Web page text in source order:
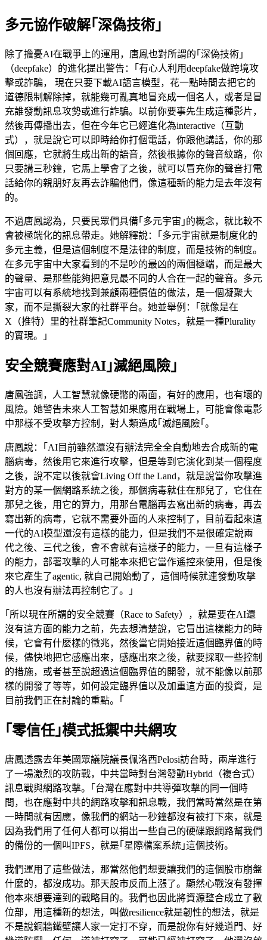
多元協作破解｢深偽技術｣
除了擔憂AI在戰爭上的運用，唐鳳也對所謂的｢深偽技術｣
（deepfake）的進化提出警告：｢有心人利用deepfake做跨境攻
擊或詐騙， 現在只要下載AI語言模型，花一點時間去把它的
道德限制解除掉，就能幾可亂真地冒充成一個名人，或者是冒
充誰發動訊息攻勢或進行詐騙。以前你要事先生成這種影片，
然後再傳播出去，但在今年它已經進化為interactive（互動
式），就是說它可以即時給你打個電話，你跟他講話，你的那
個回應，它就將生成出新的語音，然後根據你的聲音紋路，你
只要講三秒鐘，它馬上學會了之後，就可以冒充你的聲音打電
話給你的親朋好友再去詐騙他們，像這種新的能力是去年沒有
的。
不過唐鳳認為，只要民眾們具備｢多元宇宙｣的概念，就比較不
會被極端化的訊息帶走。她解釋說：｢多元宇宙就是制度化的
多元主義，但是這個制度不是法律的制度，而是技術的制度。
在多元宇宙中大家看到的不是吵的最凶的兩個極端，而是最大
的聲量、是那些能夠把意見最不同的人合在一起的聲音。多元
宇宙可以有系統地找到兼顧兩種價值的做法，是一個凝聚大
家，而不是撕裂大家的社群平台。她並舉例：｢就像是在
X（推特）里的社群筆記Community Notes，就是一種Plurality
的實現。｣
安全競賽應對AI｣滅絕風險｣
唐鳳強調，人工智慧就像硬幣的兩面，有好的應用，也有壞的
風險。她警告未來人工智慧如果應用在戰場上，可能會像電影
中那樣不受攻擊方控制，對人類造成｢滅絕風險｢。
唐鳳說：｢AI目前雖然還沒有辦法完全全自動地去合成新的電
腦病毒，然後用它來進行攻擊，但是等到它演化到某一個程度
之後，說不定以後就會Living Off the Land，就是說當你攻擊進
對方的某一個網路系統之後，那個病毒就住在那兒了，它住在
那兒之後，用它的算力，用那台電腦再去寫出新的病毒，再去
寫出新的病毒，它就不需要外面的人來控制了，目前看起來這
一代的AI模型還沒有這樣的能力，但是我們不是很確定說兩
代之後、三代之後，會不會就有這樣子的能力，一旦有這樣子
的能力，部署攻擊的人可能本來把它當作遙控來使用，但是後
來它產生了agentic, 就自己開始動了，這個時候就連發動攻擊
的人也沒有辦法再控制它了。｣
｢所以現在所謂的安全競賽（Race to Safety），就是要在AI還
沒有這方面的能力之前，先去想清楚說，它冒出這樣能力的時
候，它會有什麼樣的徵兆，然後當它開始接近這個臨界值的時
候，儘快地把它感應出來，感應出來之後，就要採取一些控制
的措施，或者甚至說超過這個臨界值的開發，就不能像以前那
樣的開發了等等，如何設定臨界值以及加重這方面的投資，是
目前我們正在討論的重點。｢
｢零信任｣模式抵禦中共網攻
唐鳳透露去年美國眾議院議長佩洛西Pelosi訪台時，兩岸進行
了一場激烈的攻防戰，中共當時對台灣發動Hybrid（複合式）
訊息戰與網路攻擊。｢台灣在應對中共導彈攻擊的同一個時
間，也在應對中共的網路攻擊和訊息戰，我們當時當然是在第
一時間就有因應，像我們的網站一秒鐘都沒有被打下來，就是
因為我們用了任何人都可以捐出一些自己的硬碟跟網路幫我們
的備份的一個叫IPFS，就是｢星際檔案系統｣這個技術。
我們運用了這些做法，那當然他們想要讓我們的這個股市崩盤
什麼的，都沒成功。那天股市反而上漲了。顯然心戰沒有發揮
他本來想要達到的戰略目的。我們也因此將資源整合成立了數
位部，用這種新的想法，叫做resilience就是韌性的想法，就是
不是說銅牆鐵壁讓人家一定打不穿，而是說你有好幾道門、好